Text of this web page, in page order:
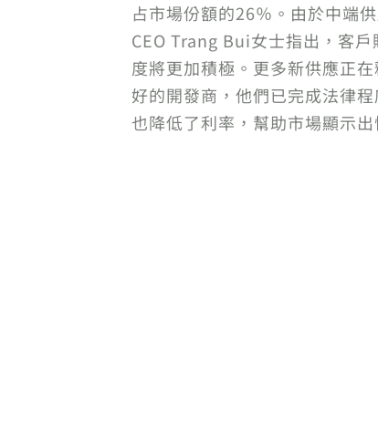
占市場份額的26％。由於中端
CEO Trang Bui女士指出，客
度將更加積極。更多新供應正
好的開發商，他們已完成法律
也降低了利率，幫助市場顯示出